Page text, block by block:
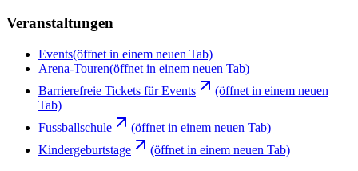
Veranstaltungen
Events(öffnet in einem neuen Tab)
Arena-Touren(öffnet in einem neuen Tab)
Barrierefreie Tickets für Events
(öffnet in einem neuen
Tab)
Fussballschule
(öffnet in einem neuen Tab)
Kindergeburtstage
(öffnet in einem neuen Tab)